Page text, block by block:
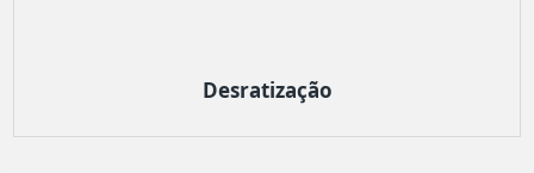
Desratização